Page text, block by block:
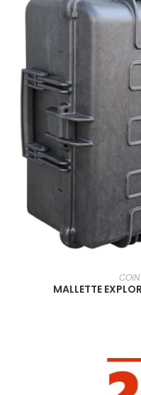
EN
COIN
MALLETTE